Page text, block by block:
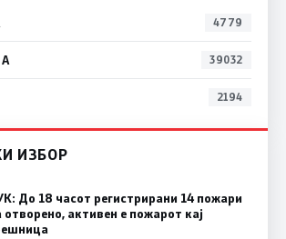
4779
39032
2194
ИЗБОР
До 18 часот регистрирани 14 пожари
отворено, активен е пожарот кај